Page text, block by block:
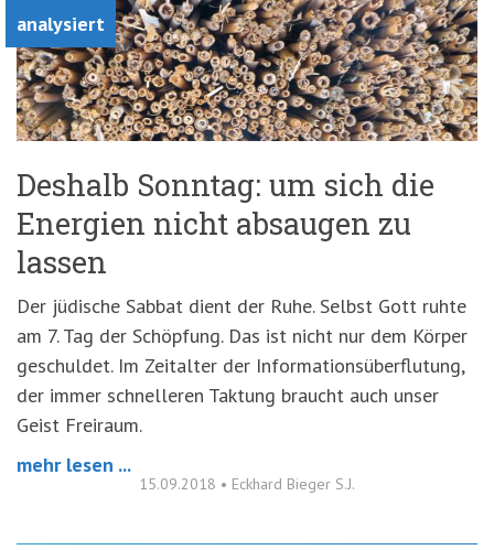
analysiert
Deshalb Sonntag: um sich die
Energien nicht absaugen zu
lassen
Der jüdische Sabbat dient der Ruhe. Selbst Gott ruhte
am 7. Tag der Schöpfung. Das ist nicht nur dem Körper
geschuldet. Im Zeitalter der Informationsüberflutung,
der immer schnelleren Taktung braucht auch unser
Geist Freiraum.
mehr lesen ...
15.09.2018 • Eckhard Bieger S.J.